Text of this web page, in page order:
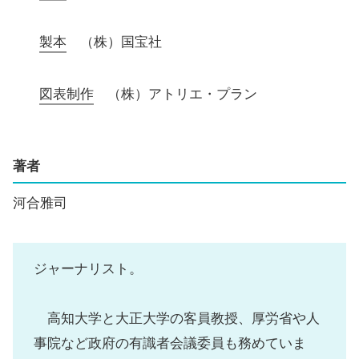
製本 （株）国宝社
図表制作 （株）アトリエ・プラン
著者
河合雅司
ジャーナリスト。
高知大学と大正大学の客員教授、厚労省や人
事院など政府の有識者会議委員も務めていま